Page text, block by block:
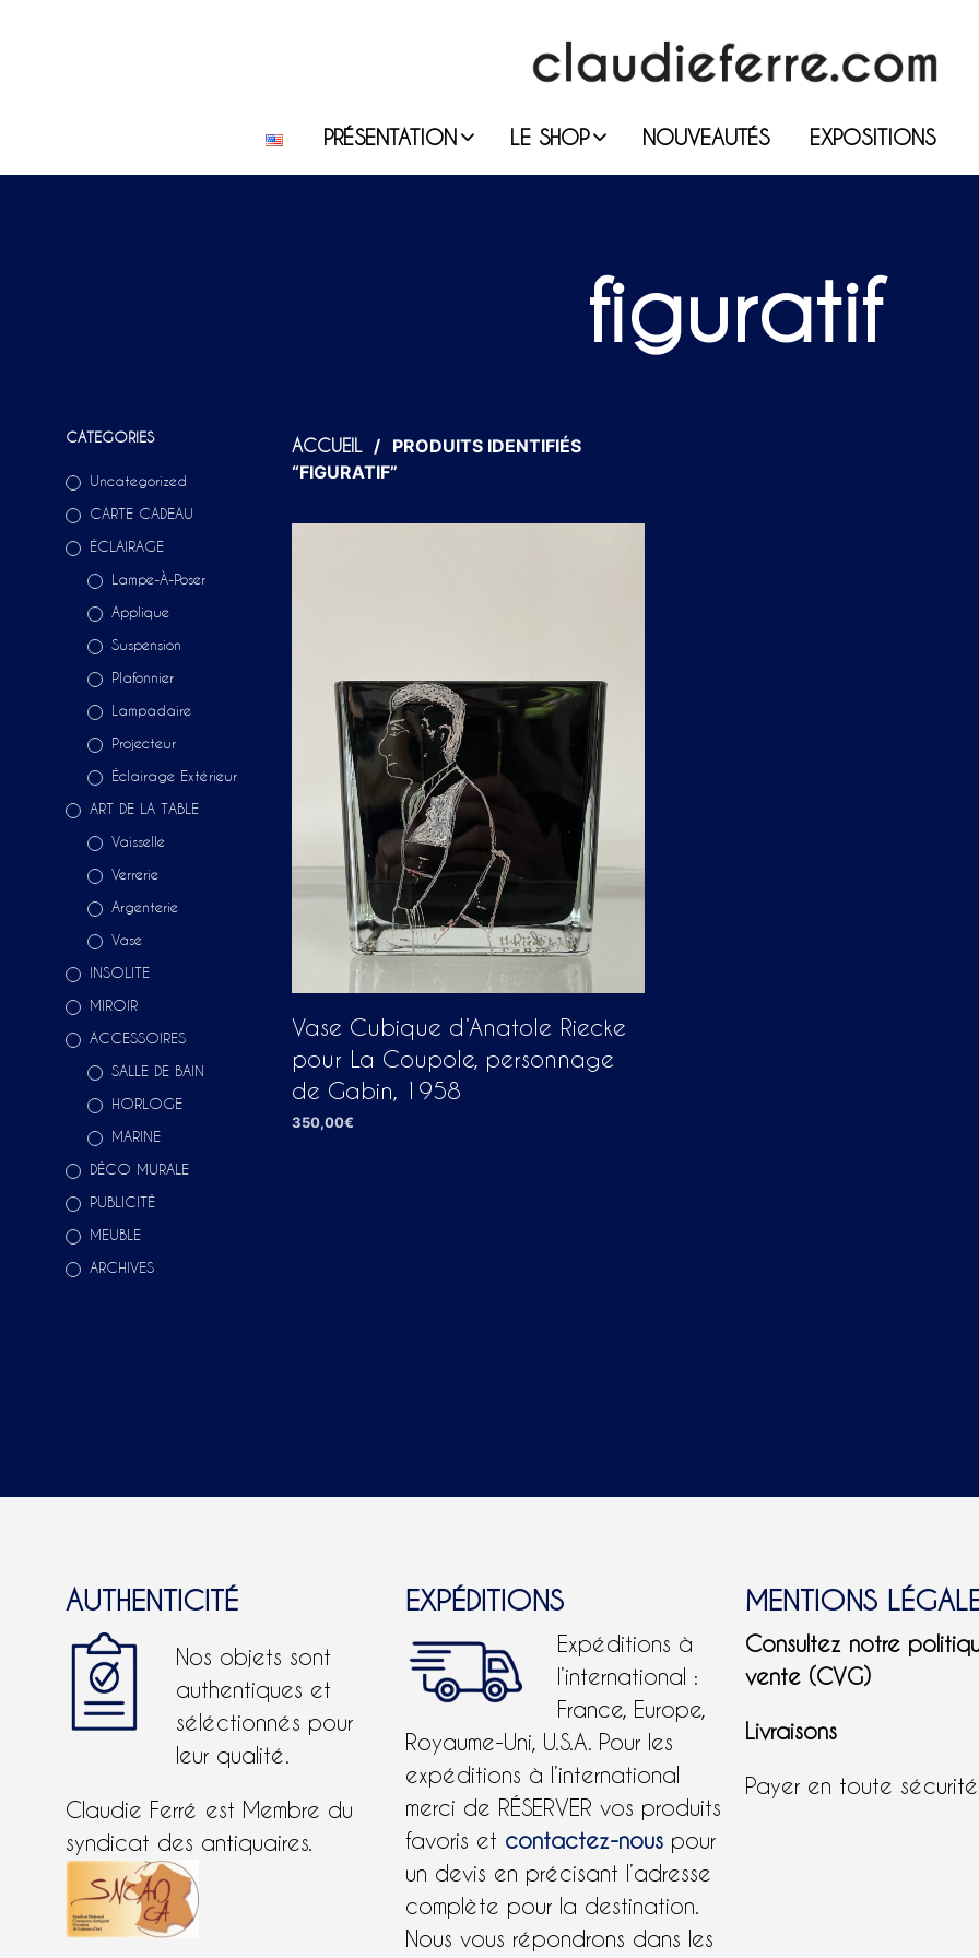
PRÉSENTATION LE SHOP NOUVEAUTÉS EXPOSITIONS
figuratif
CATEGORIES
Uncategorized
CARTE CADEAU
ÉCLAIRAGE
Lampe-À-Poser
Applique
Suspension
Plafonnier
Lampadaire
Projecteur
Éclairage Extérieur
ART DE LA TABLE
Vaisselle
Verrerie
Argenterie
Vase
INSOLITE
MIROIR
ACCESSOIRES
SALLE DE BAIN
HORLOGE
MARINE
DÉCO MURALE
PUBLICITÉ
MEUBLE
ARCHIVES
ACCUEIL / PRODUITS IDENTIFIÉS
“FIGURATIF”
Vase Cubique d’Anatole Riecke
pour La Coupole, personnage
de Gabin, 1958
350,00€
AUTHENTICITÉ
Nos objets sont
authentiques et
séléctionnés pour
leur qualité.
Claudie Ferré est Membre du
syndicat des antiquaires.
EXPÉDITIONS
Expéditions à
l’international :
France, Europe,
Royaume-Uni, U.S.A. Pour les
expéditions à l’international
merci de RÉSERVER vos produits
favoris et contactez-nous pour
un devis en précisant l’adresse
complète pour la destination.
Nous vous répondrons dans les
MENTIONS
Consultez notre
vente (CVG)
Livraisons
Payer en toute